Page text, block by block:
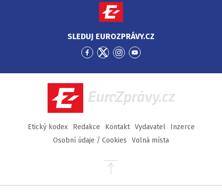
SLEDUJ EUROZPRÁVY.CZ
Přejít
Facebook
Přejít
Twitter
Přejít
Instagram
Přejít
YouTube
EuroZprávy.cz
Etický kodex Redakce Kontakt Vydavatel
Inzerce
Osobní údaje / Cookies
Volná místa
Přejít
stránky